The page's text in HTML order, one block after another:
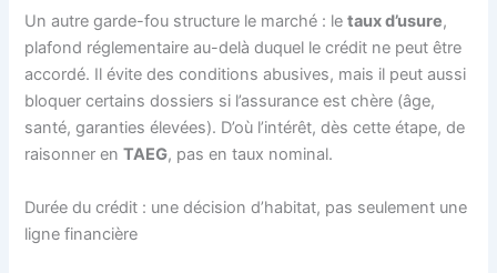
Un autre garde-fou structure le marché : letaux d’usure,
plafond réglementaire au-delà duquel le crédit ne peut être
accordé. Il évite des conditions abusives, mais il peut aussi
bloquer certains dossiers si l’assurance est chère (âge,
santé, garanties élevées). D’où l’intérêt, dès cette étape, de
raisonner enTAEG, pas en taux nominal.
Durée du crédit : une décision d’habitat, pas seulement une
ligne financière